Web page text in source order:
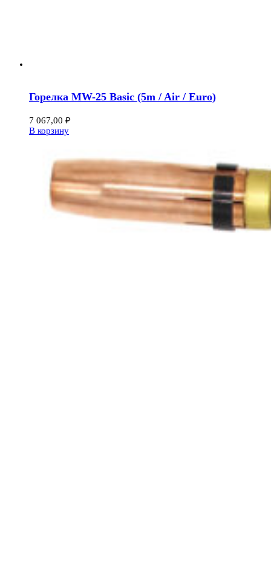
Горелка MW-25 Basic (5m / Air / Euro)
7 067,00 ₽
В корзину